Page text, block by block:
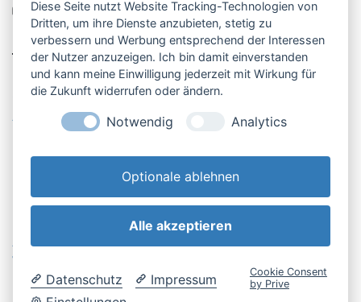
shop@englschalk.de
Öffnungszeiten
Anfahrt & Kontakt
Retouren-Portal
AGB & Kundeninfo
Widerrufsbelehrung
Datenschutzerklärung
Diese Seite nutzt Website Tracking-Technologien von
Dritten, um ihre Dienste anzubieten, stetig zu
verbessern und Werbung entsprechend der Interessen
der Nutzer anzuzeigen. Ich bin damit einverstanden
und kann meine Einwilligung jederzeit mit Wirkung für
die Zukunft widerrufen oder ändern.
Notwendig Analytics
Optionale ablehnen
Alle akzeptieren
Datenschutz
Impressum
Cookie Consent
by Prive